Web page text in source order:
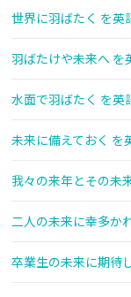
世界に羽ばたく を英
羽ばたけや未来へ を
水面で羽ばたく を英
未来に備えておく を
我々の来年とその未
二人の未来に幸多か
卒業生の未来に期待